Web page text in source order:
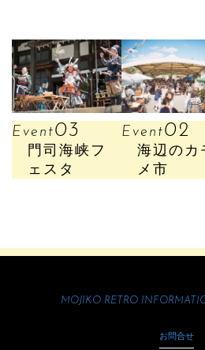
Event03
門司海峡フ
ェスタ
Event02
海辺のカ
メ市
MOJIKO RETRO
お問合せ